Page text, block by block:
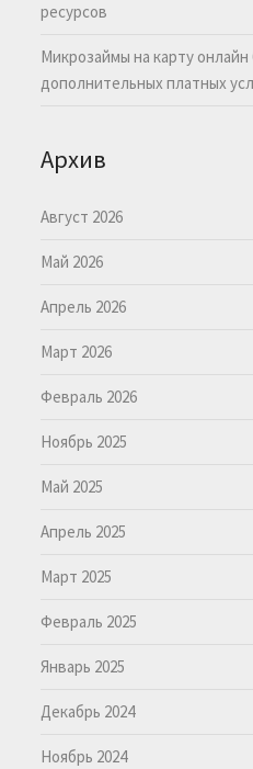
ресурсов
Микрозаймы на карту
дополнительных платных
Архив
Август 2026
Май 2026
Апрель 2026
Март 2026
Февраль 2026
Ноябрь 2025
Май 2025
Апрель 2025
Март 2025
Февраль 2025
Январь 2025
Декабрь 2024
Ноябрь 2024